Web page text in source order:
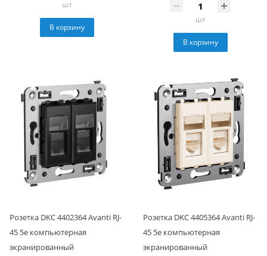
шт
В корзину
шт
В корзину
Розетка DKC 4402364 Avanti RJ-
45 5e компьютерная
экранированный
Розетка DKC 4405364 Avanti RJ-
45 5e компьютерная
экранированный